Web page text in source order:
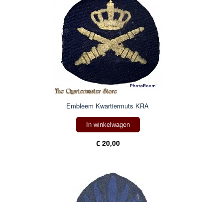
Embleem Kwartiermuts KRA
In winkelwagen
€ 20,00